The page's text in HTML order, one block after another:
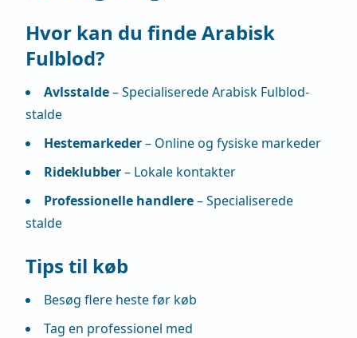
Hvor kan du finde Arabisk
Fulblod?
Avlsstalde– Specialiserede Arabisk Fulblod-
stalde
Hestemarkeder– Online og fysiske markeder
Rideklubber– Lokale kontakter
Professionelle handlere– Specialiserede
stalde
Tips til køb
Besøg flere heste før køb
Tag en professionel med